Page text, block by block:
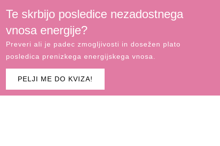
Te skrbijo posledice nezadostnega
vnosa energije?
Preveri ali je padec zmogljivosti in dosežen plato
posledica prenizkega energijskega vnosa.
PELJI ME DO KVIZA!